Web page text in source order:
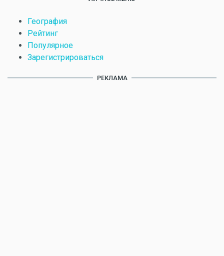
География
Рейтинг
Популярное
Зарегистрироваться
РЕКЛАМА